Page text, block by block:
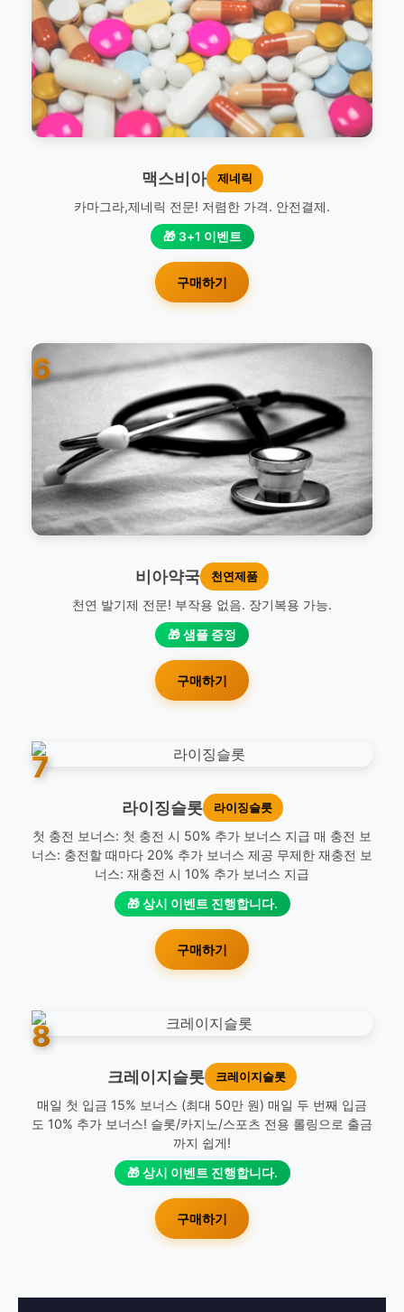
맥스비아 제네릭
카마그라,제네릭 전문! 저렴한 가격. 안전결제.
🎁 3+1 이벤트
구매하기
6
비아약국 천연제품
천연 발기제 전문! 부작용 없음. 장기복용 가능.
🎁 샘플 증정
구매하기
7
라이징슬롯 라이징슬롯
첫 충전 보너스: 첫 충전 시 50% 추가 보너스 지급 매 충전 보
너스: 충전할 때마다 20% 추가 보너스 제공 무제한 재충전 보
너스: 재충전 시 10% 추가 보너스 지급
🎁 상시 이벤트 진행합니다.
구매하기
8
크레이지슬롯 크레이지슬롯
매일 첫 입금 15% 보너스 (최대 50만 원) 매일 두 번째 입금
도 10% 추가 보너스! 슬롯/카지노/스포츠 전용 롤링으로 출금
까지 쉽게!
🎁 상시 이벤트 진행합니다.
구매하기